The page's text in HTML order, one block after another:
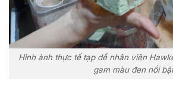
Hình ảnh thực tế tạp dề nhân viên
gam màu đen nổi bật